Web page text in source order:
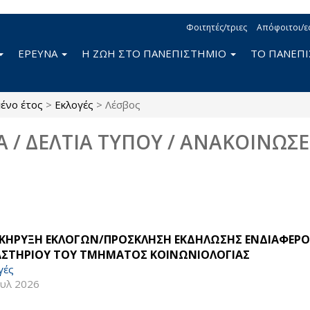
Φοιτητές/τριες Απόφοιτοι/
ΕΡΕΥΝΑ Η ΖΩΗ ΣΤΟ ΠΑΝΕΠΙΣΤΗΜΙΟ ΤΟ
έτος > Εκλογές > Λέσβος
/ ΔΕΛΤΙΑ ΤΥΠΟΥ /
ΕΚΛΟΓΩΝ/ΠΡΟΣΚΛΗΣΗ ΕΚΔΗΛΩΣΗΣ
ΤΟΥ ΤΜΗΜΑΤΟΣ ΚΟΙΝΩΝΙΟΛΟΓΙΑΣ
2026